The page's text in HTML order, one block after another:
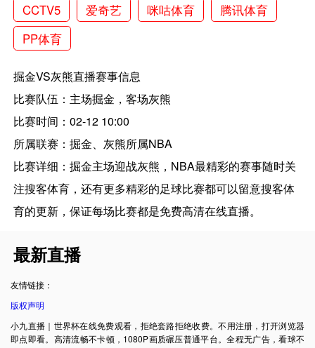
CCTV5
爱奇艺 咪咕体育
腾讯体育
PP体育
掘金VS灰熊直播赛事信息
比赛队伍：主场掘金，客场灰熊
比赛时间：02-12 10:00
所属联赛：掘金、灰熊所属NBA
比赛详细：掘金主场迎战灰熊，NBA最精彩的赛事随时关
注搜客体育，还有更多精彩的足球比赛都可以留意搜客体
育的更新，保证每场比赛都是免费高清在线直播。
最新直播
友情链接：
版权声明
小九直播｜世界杯在线免费观看，拒绝套路拒绝收费。不用注册，打开浏览器
即点即看。高清流畅不卡顿，1080P画质碾压普通平台。全程无广告，看球不